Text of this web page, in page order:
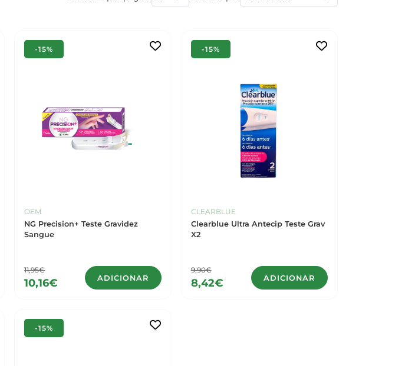
-15%
OEM
NG Precision+ Teste Gravidez
Sangue
11,95€
10,16€ ADICIONAR
-15%
CLEARBLUE
Clearblue Ultra Antecip Teste Grav
X2
9,90€
8,42€ ADICIONAR
-15%